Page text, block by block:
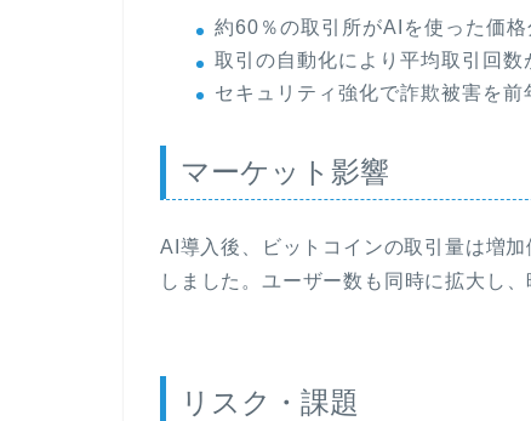
約60％の取引所がAIを使った価格
取引の自動化により平均取引回数
セキュリティ強化で詐欺被害を前
マーケット影響
AI導入後、ビットコインの取引量は増
しました。ユーザー数も同時に拡大し
リスク・課題